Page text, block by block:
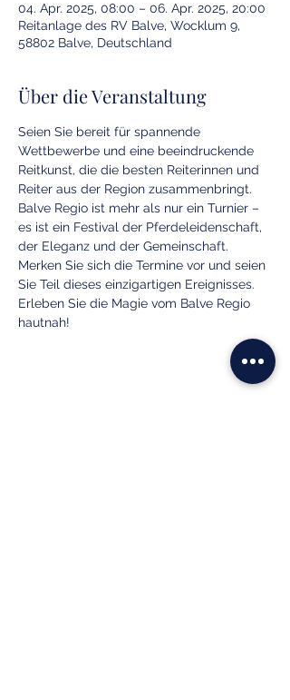
04. Apr. 2025, 08:00 – 06. Apr. 2025, 20:00
Reitanlage des RV Balve, Wocklum 9,
58802 Balve, Deutschland
Über die Veranstaltung
Seien Sie bereit für spannende
Wettbewerbe und eine beeindruckende
Reitkunst, die die besten Reiterinnen und
Reiter aus der Region zusammenbringt.
Balve Regio ist mehr als nur ein Turnier –
es ist ein Festival der Pferdeleidenschaft,
der Eleganz und der Gemeinschaft.
Merken Sie sich die Termine vor und seien
Sie Teil dieses einzigartigen Ereignisses.
Erleben Sie die Magie vom Balve Regio
hautnah!